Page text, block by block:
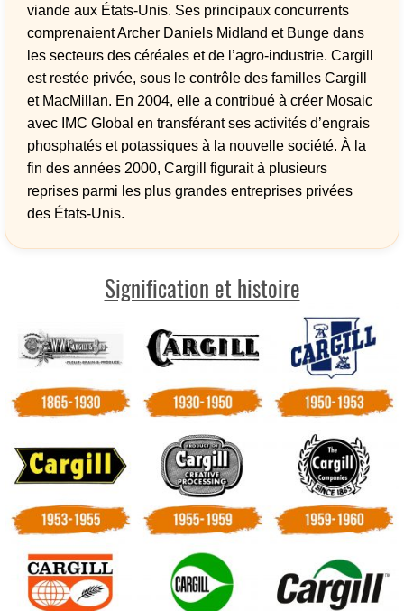
viande aux États-Unis. Ses principaux concurrents
comprenaient Archer Daniels Midland et Bunge dans
les secteurs des céréales et de l’agro-industrie. Cargill
est restée privée, sous le contrôle des familles Cargill
et MacMillan. En 2004, elle a contribué à créer Mosaic
avec IMC Global en transférant ses activités d’engrais
phosphatés et potassiques à la nouvelle société. À la
fin des années 2000, Cargill figurait à plusieurs
reprises parmi les plus grandes entreprises privées
des États-Unis.
Signification et histoire